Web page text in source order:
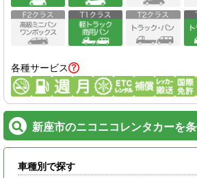
各種サービス
新座市のニコニコレンタカーを
車種別で探す